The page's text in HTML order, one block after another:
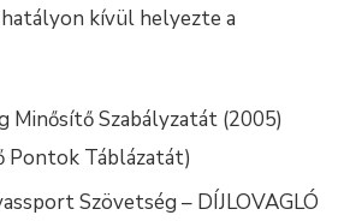
kívül helyezte a
Minősítő Szabályzatát (2005)
Pontok Táblázatát)
Szövetség – DÍJLOVAGLÓ